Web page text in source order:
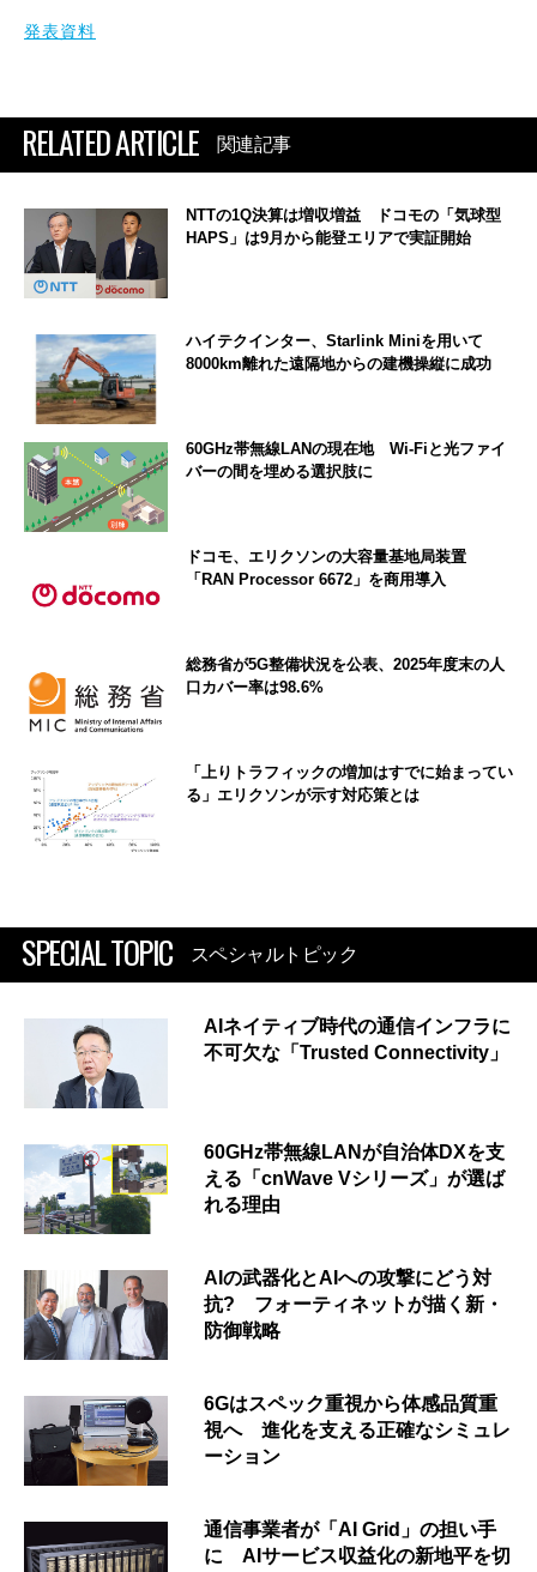
発表資料
RELATED ARTICLE 関連記事
NTTの1Q決算は増収増益 ドコモの「気球型
HAPS」は9月から能登エリアで実証開始
ハイテクインター、Starlink Miniを用いて
8000km離れた遠隔地からの建機操縦に成功
60GHz帯無線LANの現在地 Wi-Fiと光ファイ
バーの間を埋める選択肢に
ドコモ、エリクソンの大容量基地局装置
「RAN Processor 6672」を商用導入
総務省が5G整備状況を公表、2025年度末の人
口カバー率は98.6%
「上りトラフィックの増加はすでに始まってい
る」エリクソンが示す対応策とは
SPECIAL TOPIC スペシャルトピック
AIネイティブ時代の通信インフラに
不可欠な「Trusted Connectivity」
60GHz帯無線LANが自治体DXを支
える「cnWave Vシリーズ」が選ば
れる理由
AIの武器化とAIへの攻撃にどう対
抗? フォーティネットが描く新・
防御戦略
6Gはスペック重視から体感品質重
視へ 進化を支える正確なシミュレ
ーション
通信事業者が「AI Grid」の担い手
に AIサービス収益化の新地平を切